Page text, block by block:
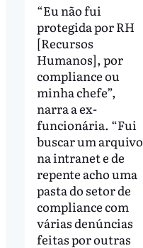
“Eu não fui
protegida por RH
[Recursos
Humanos], por
compliance ou
minha chefe”,
narra a ex-
funcionária. “Fui
buscar um arquivo
na intranet e de
repente acho uma
pasta do setor de
compliance com
várias denúncias
feitas por outras